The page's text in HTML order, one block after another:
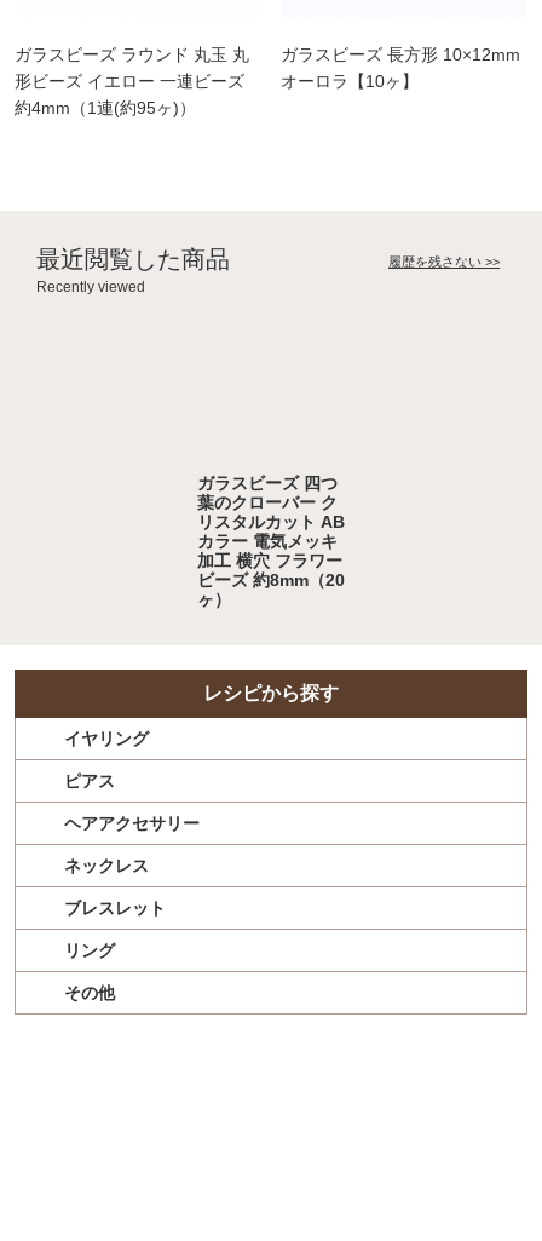
ガラスビーズ ラウンド 丸玉 丸
形ビーズ イエロー 一連ビーズ
約4mm（1連(約95ヶ)）
ガラスビーズ 長方形 10×12mm
オーロラ【10ヶ】
最近閲覧した商品
Recently viewed
履歴を残さない >>
ガラスビーズ 四つ
葉のクローバー ク
リスタルカット AB
カラー 電気メッキ
加工 横穴 フラワー
ビーズ 約8mm（20
ヶ）
レシピから探す
イヤリング
ピアス
ヘアアクセサリー
ネックレス
ブレスレット
リング
その他